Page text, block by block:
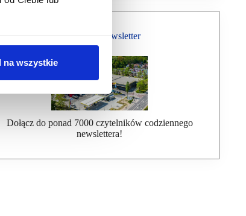
na wszystkie
Bezpłatny Newsletter
Dołącz do ponad 7000 czytelników codziennego
newslettera!